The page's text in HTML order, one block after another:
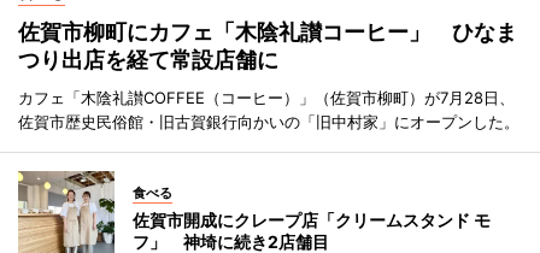
佐賀市柳町にカフェ「木陰礼讃コーヒー」 ひなま
つり出店を経て常設店舗に
カフェ「木陰礼讃COFFEE（コーヒー）」（佐賀市柳町）が7月28日、
佐賀市歴史民俗館・旧古賀銀行向かいの「旧中村家」にオープンした。
食べる
佐賀市開成にクレープ店「クリームスタンド モ
フ」 神埼に続き2店舗目